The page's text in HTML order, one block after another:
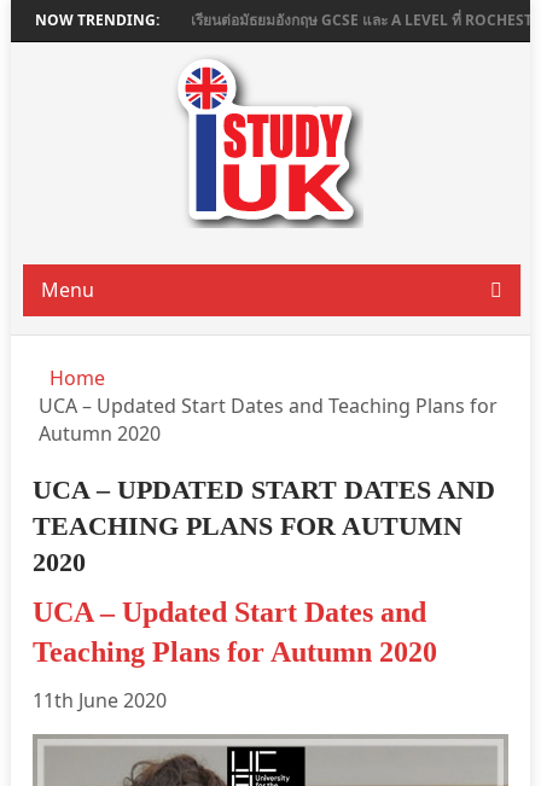
NOW TRENDING:
COLLEGE เรียนต่อมัธยมอังกฤษ GCSE และ A LEVEL ที่ ROCHESTER
Menu
Home
UCA – Updated Start Dates and Teaching Plans for
Autumn 2020
UCA – UPDATED START DATES AND
TEACHING PLANS FOR AUTUMN
2020
UCA – Updated Start Dates and
Teaching Plans for Autumn 2020
11th June 2020